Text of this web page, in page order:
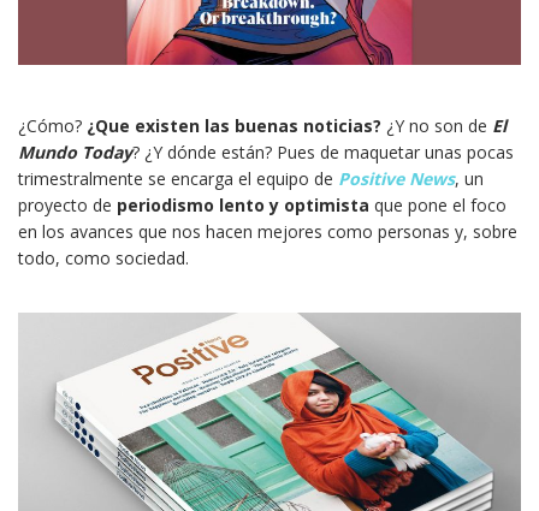
¿Cómo? ¿Que existen las buenas noticias? ¿Y no son de El
Mundo Today? ¿Y dónde están? Pues de maquetar unas pocas
trimestralmente se encarga el equipo de Positive News, un
proyecto de periodismo lento y optimista que pone el foco
en los avances que nos hacen mejores como personas y, sobre
todo, como sociedad.